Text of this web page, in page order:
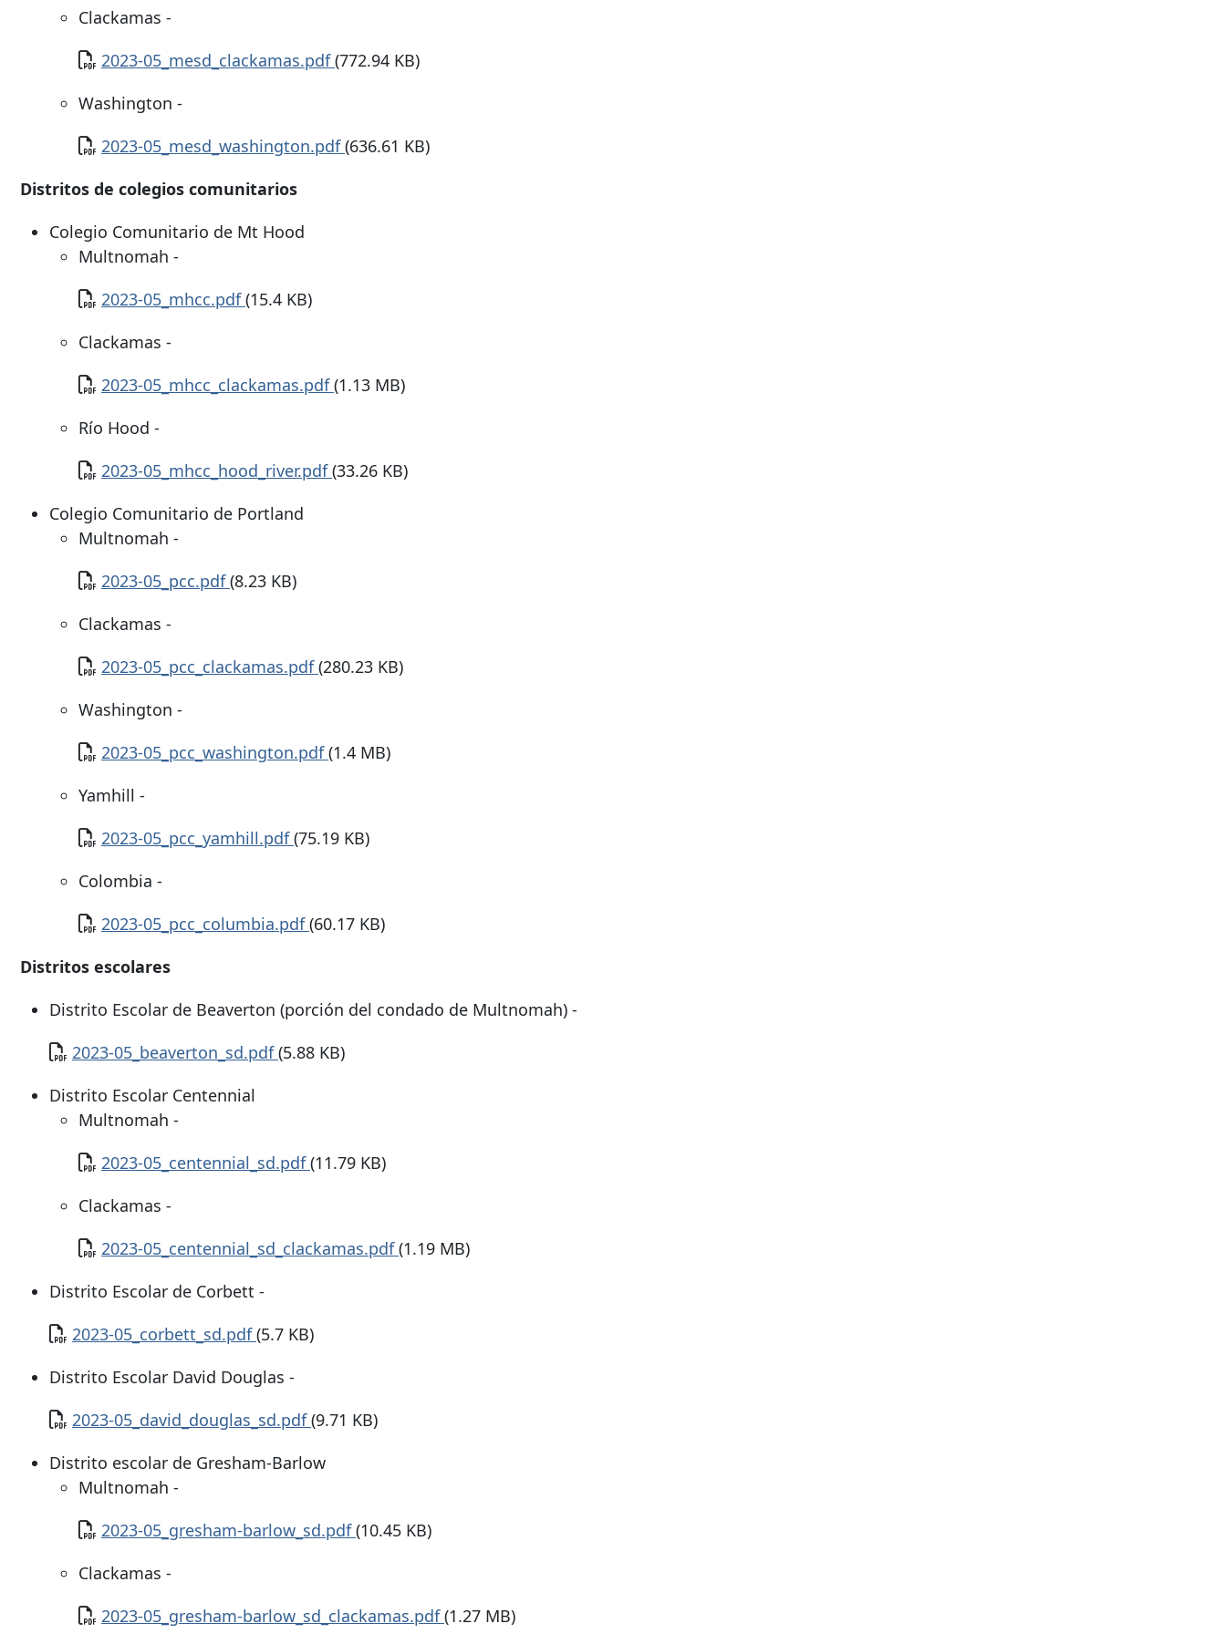
Clackamas -
Documento
2023-05_mesd_clackamas.pdf(772.94 KB)
Washington -
Documento
2023-05_mesd_washington.pdf(636.61 KB)
Distritos de colegios comunitarios
Colegio Comunitario de Mt Hood
Multnomah -
Documento
2023-05_mhcc.pdf(15.4 KB)
Clackamas -
Documento
2023-05_mhcc_clackamas.pdf(1.13 MB)
Río Hood -
Documento
2023-05_mhcc_hood_river.pdf(33.26 KB)
Colegio Comunitario de Portland
Multnomah -
Documento
2023-05_pcc.pdf(8.23 KB)
Clackamas -
Documento
2023-05_pcc_clackamas.pdf(280.23 KB)
Washington -
Documento
2023-05_pcc_washington.pdf(1.4 MB)
Yamhill -
Documento
2023-05_pcc_yamhill.pdf(75.19 KB)
Colombia -
Documento
2023-05_pcc_columbia.pdf(60.17 KB)
Distritos escolares
Distrito Escolar de Beaverton (porción del condado de Multnomah) -
Documento
2023-05_beaverton_sd.pdf(5.88 KB)
Distrito Escolar Centennial
Multnomah -
Documento
2023-05_centennial_sd.pdf(11.79 KB)
Clackamas -
Documento
2023-05_centennial_sd_clackamas.pdf(1.19 MB)
Distrito Escolar de Corbett -
Documento
2023-05_corbett_sd.pdf(5.7 KB)
Distrito Escolar David Douglas -
Documento
2023-05_david_douglas_sd.pdf(9.71 KB)
Distrito escolar de Gresham-Barlow
Multnomah -
Documento
2023-05_gresham-barlow_sd.pdf(10.45 KB)
Clackamas -
Documento
2023-05_gresham-barlow_sd_clackamas.pdf(1.27 MB)